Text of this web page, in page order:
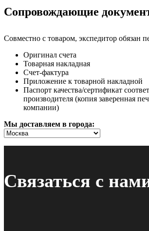
Сопровождающие
Совместно с товаром, экспедитор обязан
Оригинал счета
Товарная накладная
Счет-фактура
Приложение к товарной накладной
Паспорт качества/сертификат
производителя (копия заверенная
компании)
Мы доставляем в города:
Связаться с